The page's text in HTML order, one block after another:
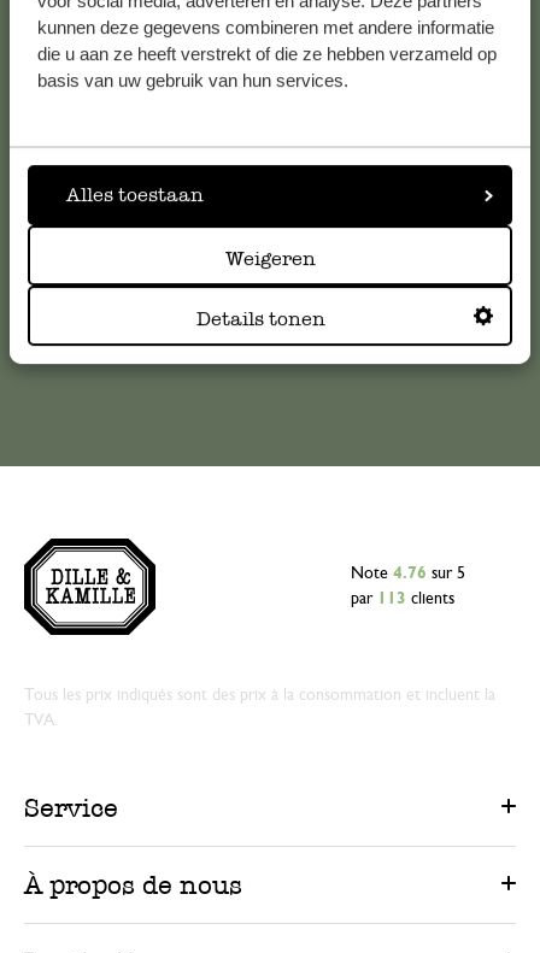
kunnen deze gegevens combineren met andere informatie
die u aan ze heeft verstrekt of die ze hebben verzameld op
basis van uw gebruik van hun services.
Alles toestaan
Weigeren
Details tonen
Service clientèle
veuillez contacter notre service clientèle. Ou retrouvez ici
nos réponses auxquestions les plus fréquemment posées
serviceclientele@dille-kamille.com
Service client en ligne
Note 4.76 sur 5
par
113 clients
Tous les prix indiqués sont des prix à la consommation et incluent la
TVA.
Service
À propos de nous